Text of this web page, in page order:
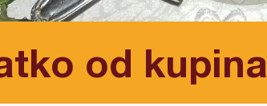
od kupina